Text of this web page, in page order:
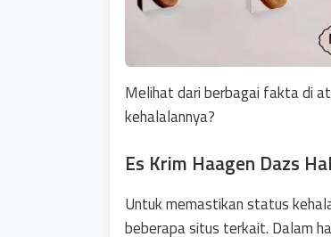
Melihat dari berbagai fakta di
kehalalannya?
Es Krim Haagen Dazs
Untuk memastikan status
beberapa situs terkait. Dalam